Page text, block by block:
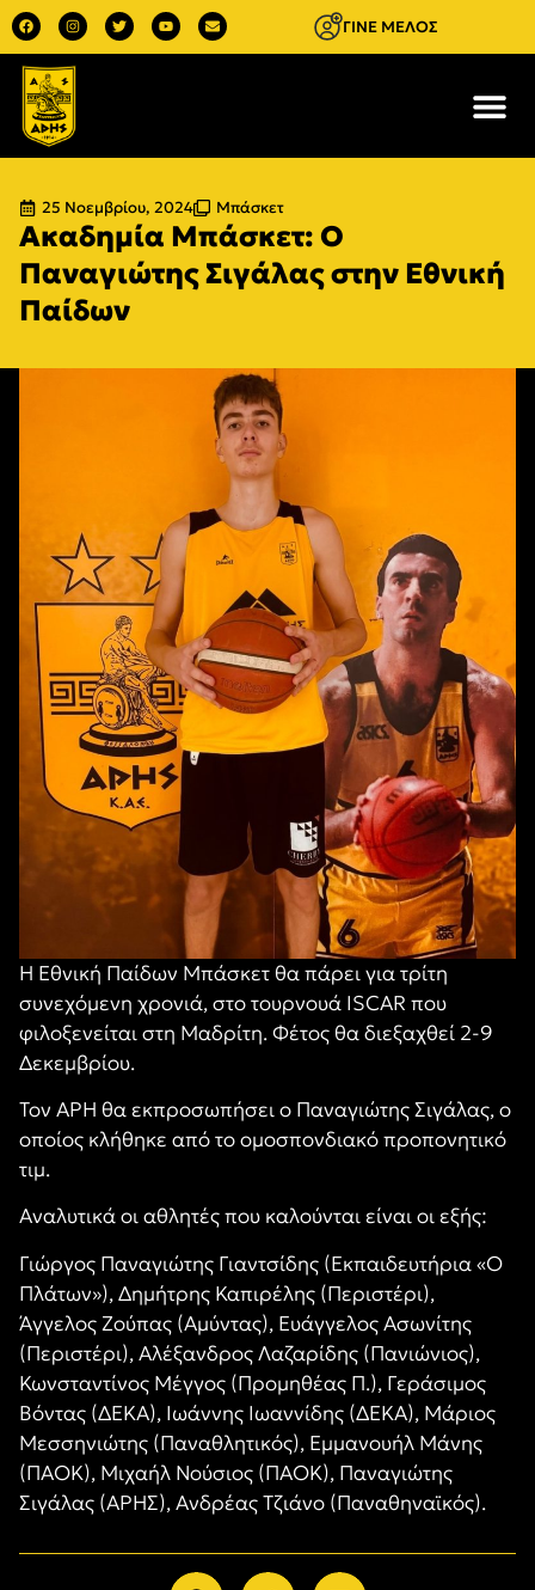
ΓΙΝΕ ΜΕΛΟΣ
25 Νοεμβρίου, 2024 Μπάσκετ
Ακαδημία Μπάσκετ: Ο
Παναγιώτης Σιγάλας στην Εθνική
Παίδων
Η Εθνική Παίδων Μπάσκετ θα πάρει για τρίτη
συνεχόμενη χρονιά, στο τουρνουά ISCAR που
φιλοξενείται στη Μαδρίτη. Φέτος θα διεξαχθεί 2-9
Δεκεμβρίου.
Τον ΑΡΗ θα εκπροσωπήσει ο Παναγιώτης Σιγάλας, ο
οποίος κλήθηκε από το ομοσπονδιακό προπονητικό
τιμ.
Αναλυτικά οι αθλητές που καλούνται είναι οι εξής:
Γιώργος Παναγιώτης Γιαντσίδης (Εκπαιδευτήρια «Ο
Πλάτων»), Δημήτρης Καπιρέλης (Περιστέρι),
Άγγελος Ζούπας (Αμύντας), Ευάγγελος Ασωνίτης
(Περιστέρι), Αλέξανδρος Λαζαρίδης (Πανιώνιος),
Κωνσταντίνος Μέγγος (Προμηθέας Π.), Γεράσιμος
Βόντας (ΔΕΚΑ), Ιωάννης Ιωαννίδης (ΔΕΚΑ), Μάριος
Μεσσηνιώτης (Παναθλητικός), Εμμανουήλ Μάνης
(ΠΑΟΚ), Μιχαήλ Νούσιος (ΠΑΟΚ), Παναγιώτης
Σιγάλας (ΑΡΗΣ), Ανδρέας Τζιάνο (Παναθηναϊκός).